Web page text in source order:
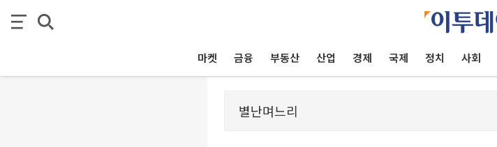
마켓 금융 부동산 산업 경제 국제 정치 사회